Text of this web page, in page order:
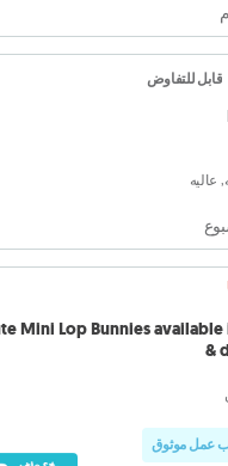
قابل للتفاوض
عاليه
Mini Lop Bunnies
&
عمل موثوق